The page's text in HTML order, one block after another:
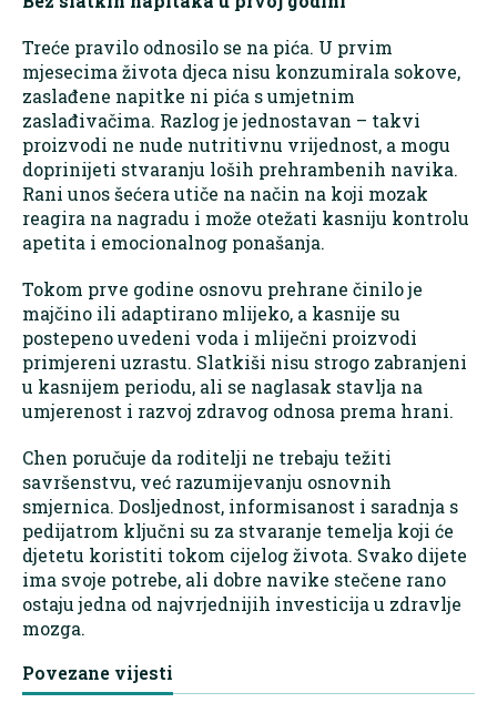
Treće pravilo odnosilo se na pića. U prvim
mjesecima života djeca nisu konzumirala sokove,
zaslađene napitke ni pića s umjetnim
zaslađivačima. Razlog je jednostavan – takvi
proizvodi ne nude nutritivnu vrijednost, a mogu
doprinijeti stvaranju loših prehrambenih navika.
Rani unos šećera utiče na način na koji mozak
reagira na nagradu i može otežati kasniju kontrolu
apetita i emocionalnog ponašanja.
Tokom prve godine osnovu prehrane činilo je
majčino ili adaptirano mlijeko, a kasnije su
postepeno uvedeni voda i mliječni proizvodi
primjereni uzrastu. Slatkiši nisu strogo zabranjeni
u kasnijem periodu, ali se naglasak stavlja na
umjerenost i razvoj zdravog odnosa prema hrani.
Chen poručuje da roditelji ne trebaju težiti
savršenstvu, već razumijevanju osnovnih
smjernica. Dosljednost, informisanost i saradnja s
pedijatrom ključni su za stvaranje temelja koji će
djetetu koristiti tokom cijelog života. Svako dijete
ima svoje potrebe, ali dobre navike stečene rano
ostaju jedna od najvrjednijih investicija u zdravlje
mozga.
Povezane vijesti